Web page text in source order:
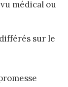
médical ou
sur le